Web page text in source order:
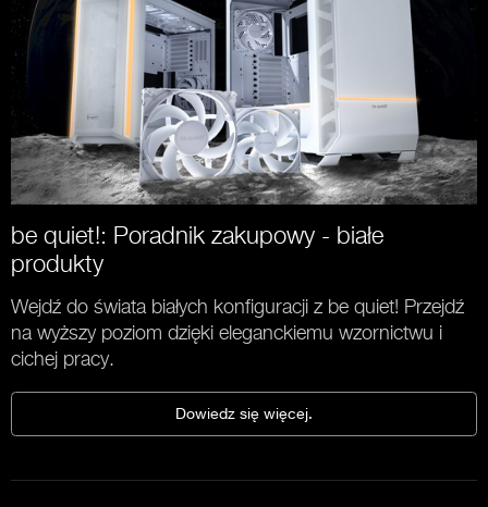
be quiet!: Poradnik zakupowy - białe
produkty
Wejdź do świata białych konfiguracji z be quiet! Przejdź
na wyższy poziom dzięki eleganckiemu wzornictwu i
cichej pracy.
Dowiedz się więcej.